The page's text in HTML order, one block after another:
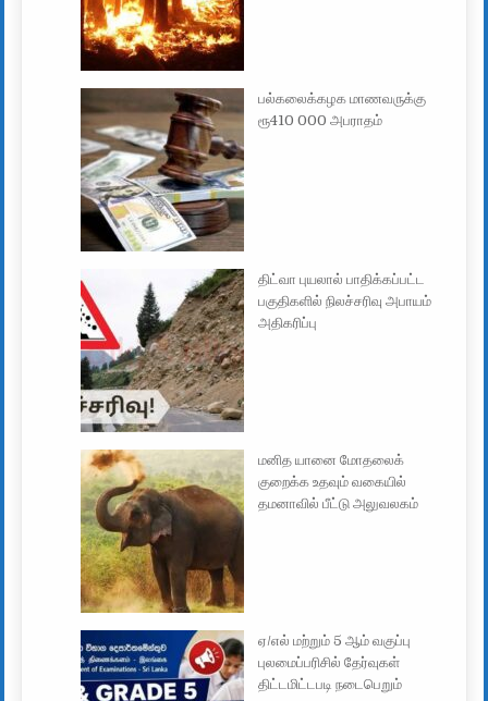
பல்கலைக்கழக மாணவருக்கு
ரூ410 000 அபராதம்
திட்வா புயலால் பாதிக்கப்பட்ட
பகுதிகளில் நிலச்சரிவு அபாயம்
அதிகரிப்பு
மனித யானை மோதலைக்
குறைக்க உதவும் வகையில்
தமனாவில் பீட்டு அலுவலகம்
ஏ/எல் மற்றும் 5 ஆம் வகுப்பு
புலமைப்பரிசில் தேர்வுகள்
திட்டமிட்டபடி நடைபெறும்